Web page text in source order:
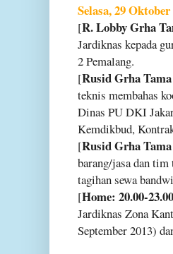
Selasa, 29
[R. Lobby Grha
Jardiknas kepada
2 Pemalang.
[Rusid Grha
teknis membahas
Dinas PU DKI
Kemdikbud,
[Rusid Grha
barang/jasa dan
tagihan sewa
[Home: 20.00-23.00
Jardiknas Zona
September 2013)